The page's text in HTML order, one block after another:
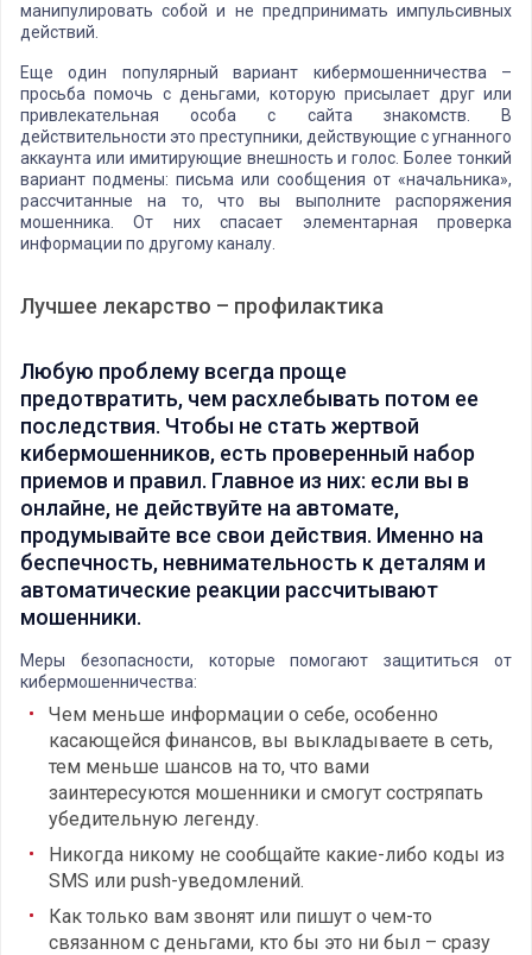
манипулировать собой и не предпринимать импульсивных
действий.
Еще один популярный вариант кибермошенничества –
просьба помочь с деньгами, которую присылает друг или
привлекательная особа с сайта знакомств. В
действительности это преступники, действующие с угнанного
аккаунта или имитирующие внешность и голос. Более тонкий
вариант подмены: письма или сообщения от «начальника»,
рассчитанные на то, что вы выполните распоряжения
мошенника. От них спасает элементарная проверка
информации по другому каналу.
Лучшее лекарство – профилактика
Любую проблему всегда проще
предотвратить, чем расхлебывать потом ее
последствия. Чтобы не стать жертвой
кибермошенников, есть проверенный набор
приемов и правил. Главное из них: если вы в
онлайне, не действуйте на автомате,
продумывайте все свои действия. Именно на
беспечность, невнимательность к деталям и
автоматические реакции рассчитывают
мошенники.
Меры безопасности, которые помогают защититься от
кибермошенничества:
Чем меньше информации о себе, особенно
касающейся финансов, вы выкладываете в сеть,
тем меньше шансов на то, что вами
заинтересуются мошенники и смогут состряпать
убедительную легенду.
Никогда никому не сообщайте какие-либо коды из
SMS или push-уведомлений.
Как только вам звонят или пишут о чем-то
связанном с деньгами, кто бы это ни был – сразу